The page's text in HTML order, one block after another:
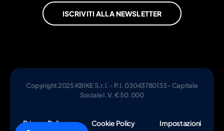
ISCRIVITI ALLA NEWSLETTER
Copyright 2025 KBIKE S.r.l. - P.I. 03043780133 - Capitale
Sociale I.V. € 50.000
Privacy Policy Cookie Policy Impostazioni